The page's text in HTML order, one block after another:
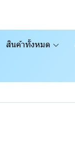
สินค้าทั้งหมด